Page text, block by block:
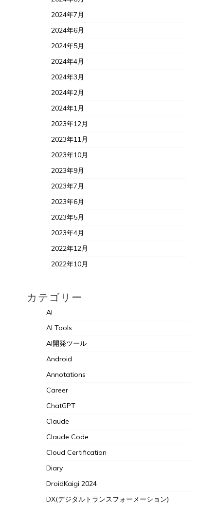
2024年7月
2024年6月
2024年5月
2024年4月
2024年3月
2024年2月
2024年1月
2023年12月
2023年11月
2023年10月
2023年9月
2023年7月
2023年6月
2023年5月
2023年4月
2022年12月
2022年10月
カテゴリー
AI
AI Tools
AI開発ツール
Android
Annotations
Career
ChatGPT
Claude
Claude Code
Cloud Certification
Diary
DroidKaigi 2024
DX(デジタルトランスフォーメーション)